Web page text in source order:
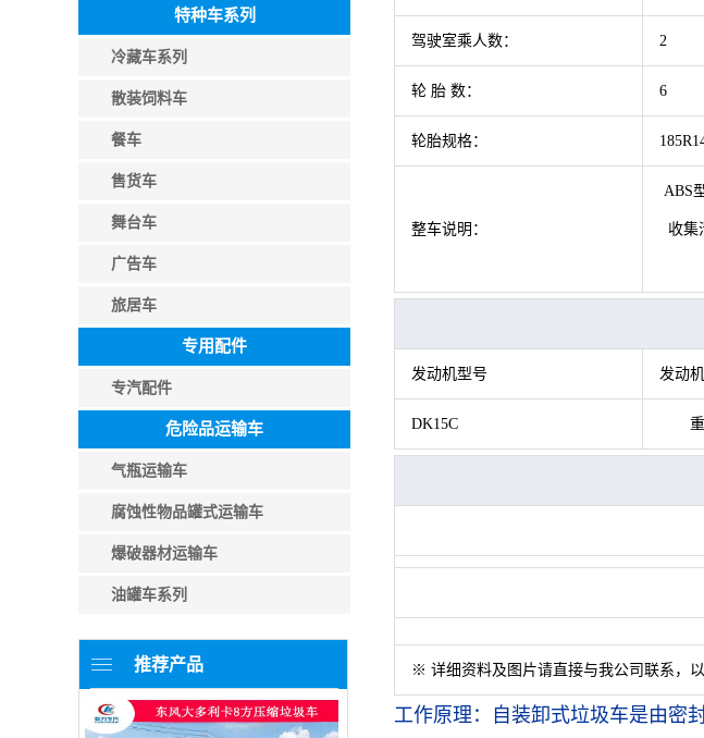
特种车系列
冷藏车系列
散装饲料车
餐车
售货车
舞台车
广告车
旅居车
专用配件
专汽配件
危险品运输车
气瓶运输车
腐蚀性物品罐式运输车
爆破器材运输车
油罐车系列
推荐产品
驾驶室乘人数： 2
轮 胎 数： 6
轮胎规格：
整车说明：
ABS
收集
发动机型号 发动
DK15C
※ 详细资料及图片请直接与我公司联系，
工作原理：
自装卸式垃圾车是由密